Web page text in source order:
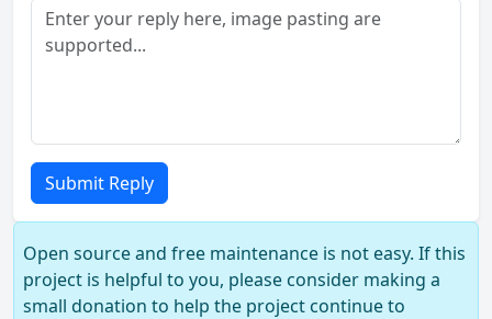
Submit Reply
Open source and free maintenance is not easy. If this
project is helpful to you, please consider making a
small donation to help the project continue to